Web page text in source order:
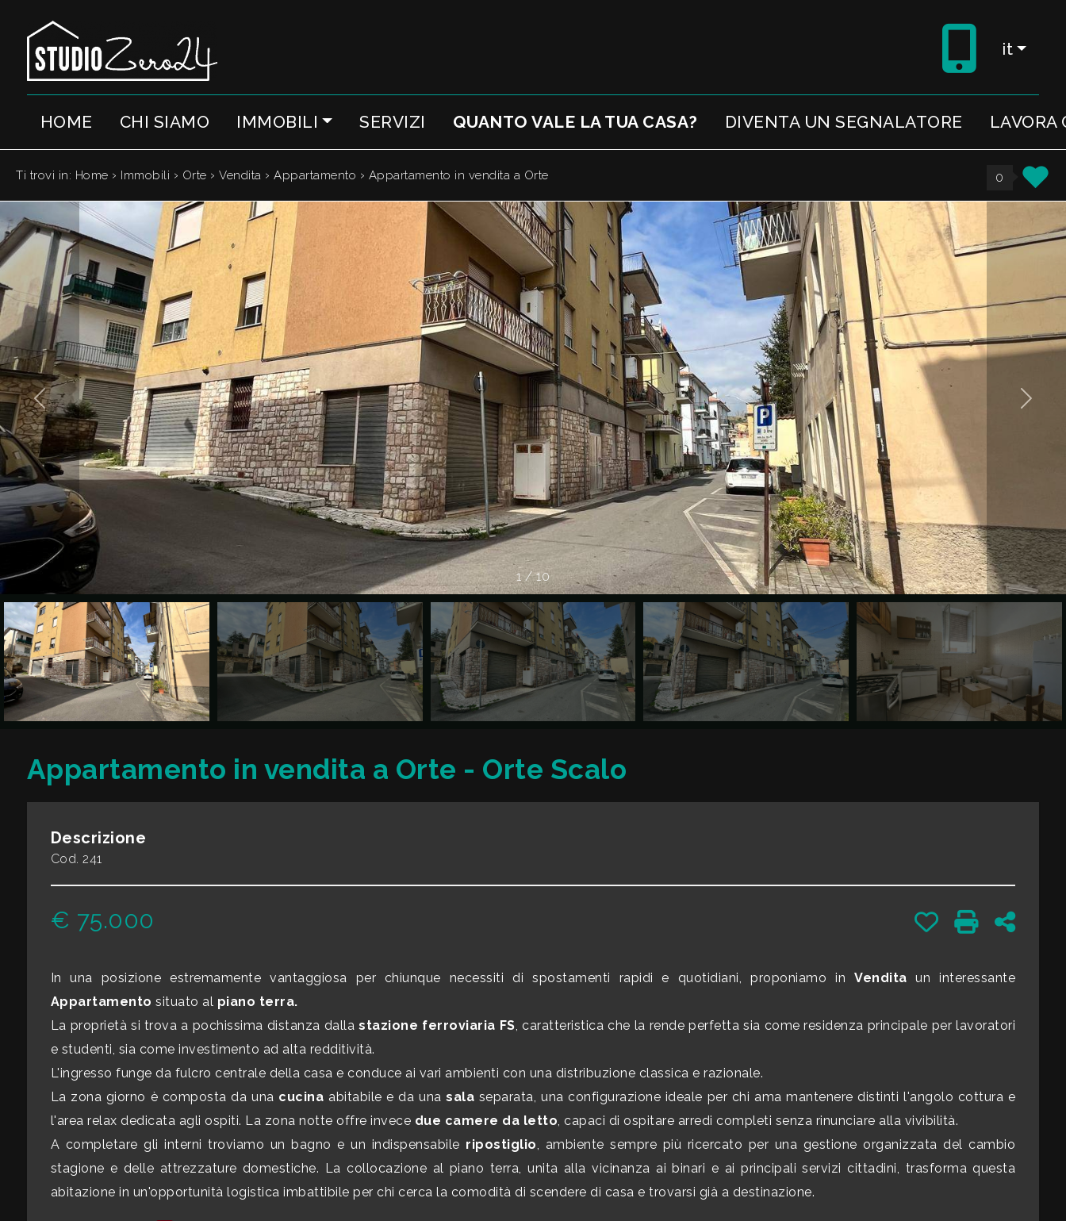
it
HOME CHI SIAMO IMMOBILI SERVIZI QUANTO VALE LA TUA CASA? DIVENTA UN SEGNALATORE LAVORA
Ti trovi in: Home › Immobili › Orte › Vendita › Appartamento › Appartamento in vendita a Orte 0
1 / 10
Appartamento in vendita a Orte - Orte Scalo
Descrizione
Cod. 241
€ 75.000 Stampa: Cod.
Preferiti: Cod. 241
In una posizione estremamente vantaggiosa per chiunque necessiti di spostamenti rapidi e quotidiani, proponiamo inVendita un interessante
Appartamento situato al piano terra.
La proprietà si trova a pochissima distanza dallastazione ferroviaria FS, caratteristica che la rende perfetta sia come residenza principale per lavoratori
e studenti, sia come investimento ad alta redditività.
L'ingresso funge da fulcro centrale della casa e conduce ai vari ambienti con una distribuzione classica e razionale.
La zona giorno è composta da una cucina abitabile e da unasala separata, una configurazione ideale per chi ama mantenere distinti l'angolo cottura e
l'area relax dedicata agli ospiti. La zona notte offre invece due camere da letto, capaci di ospitare arredi completi senza rinunciare alla vivibilità.
A completare gli interni troviamo un bagno e un indispensabile ripostiglio, ambiente sempre più ricercato per una gestione organizzata del cambio
stagione e delle attrezzature domestiche. La collocazione al piano terra, unita alla vicinanza ai binari e ai principali servizi cittadini, trasforma questa
abitazione in un'opportunità logistica imbattibile per chi cerca la comodità di scendere di casa e trovarsi già a destinazione.
HOME
CHI
SIAMO
IMMOBILI
SERVIZI
QUANTO
VALE
LA
TUA
CASA?
DIVENTA
UN
SEGNALATORE
LAVORA
CON
NOI
Codice
Contratto
Vendita
Affitto
Scegli
dove
cercare
Provincia
Comune
Tipologia
multiscelta
Qualsiasi
Residenziali
Industriali
Terreni
Totale